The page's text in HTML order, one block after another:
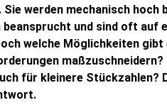
Sie werden mechanisch hoch
und sind oft auf
welche Möglichkeiten gibt
maßzuschneidern?
für kleinere Stückzahlen?